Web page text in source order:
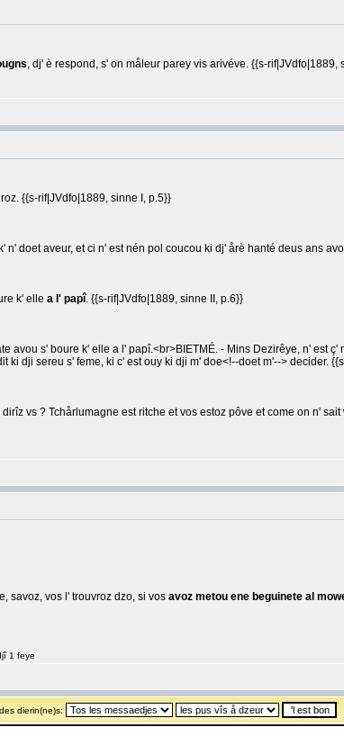
, dj' è respond, s' on måleur parey vis arivéve. {{s-rif|JVdfo|1889,
{{s-rif|JVdfo|1889, sinne I, p.5}}
n' doet aveur, et ci n' est nén pol coucou ki dj' årè hanté deus ans
k' elle a l' papî. {{s-rif|JVdfo|1889, sinne II, p.6}}
avou s' boure k' elle a l' papî.<br>BIETMÉ. - Mins Dezirêye, n' est ç'
dji sereu s' feme, ki c' est ouy ki dji m' doe<!--doet m'--> decider.
vs ? Tchårlumagne est ritche et vos estoz pôve et come on n'
savoz, vos l' trouvroz dzo, si vos avoz metou ene beguinete al
1 feye
dierin(ne)s: